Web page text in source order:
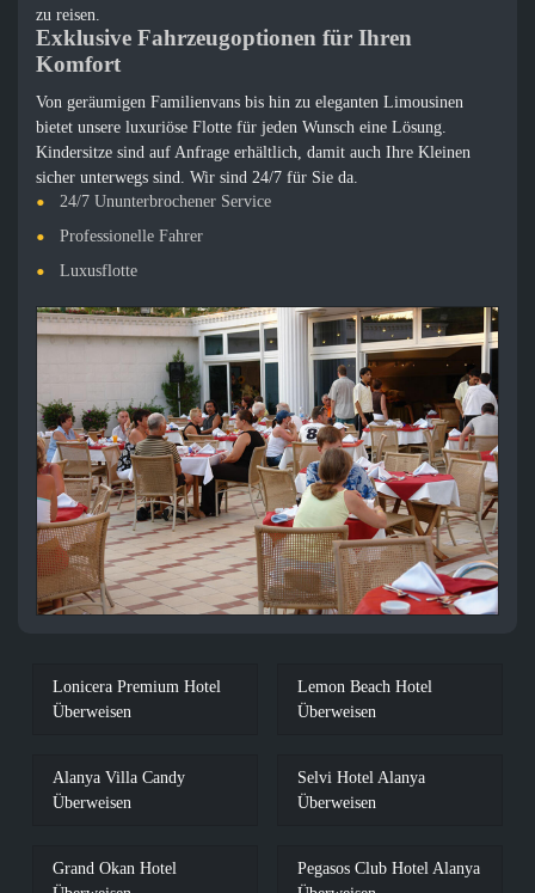
zu reisen.
Exklusive Fahrzeugoptionen für Ihren
Komfort
Von geräumigen Familienvans bis hin zu eleganten Limousinen
bietet unsere luxuriöse Flotte für jeden Wunsch eine Lösung.
Kindersitze sind auf Anfrage erhältlich, damit auch Ihre Kleinen
sicher unterwegs sind. Wir sind 24/7 für Sie da.
24/7 Ununterbrochener Service
Professionelle Fahrer
Luxusflotte
Lonicera Premium Hotel
Überweisen
Lemon Beach Hotel
Überweisen
Alanya Villa Candy
Überweisen
Selvi Hotel Alanya
Überweisen
Grand Okan Hotel
Pegasos Club Hotel Alanya